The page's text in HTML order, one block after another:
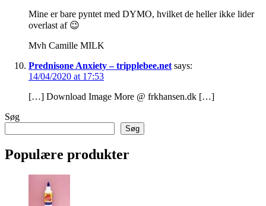
Mine er bare pyntet med DYMO, hvilket de heller ikke lider
overlast af 😉
Mvh Camille MILK
Prednisone Anxiety – tripplebee.net says:
14/04/2020 at 17:53
[…] Download Image More @ frkhansen.dk […]
Søg
Søg
Populære produkter